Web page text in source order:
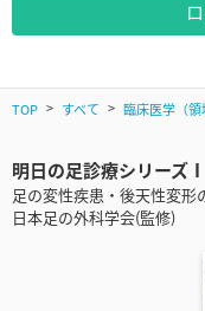
TOP すべて 臨床医学（領
明日の足診療シリーズⅠ
足の変性疾患・後天性変形
日本足の外科学会(監修)